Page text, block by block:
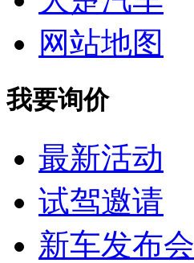
网站地图
我要询价
最新活动
试驾邀请
新车发布会